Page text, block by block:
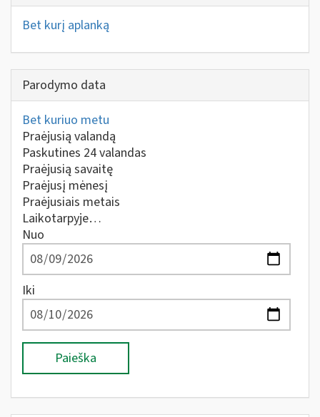
Bet kurį aplanką
Parodymo data
Bet kuriuo metu
Praėjusią valandą
Paskutines 24 valandas
Praėjusią savaitę
Praėjusį mėnesį
Praėjusiais metais
Laikotarpyje…
Nuo
Iki
Paieška